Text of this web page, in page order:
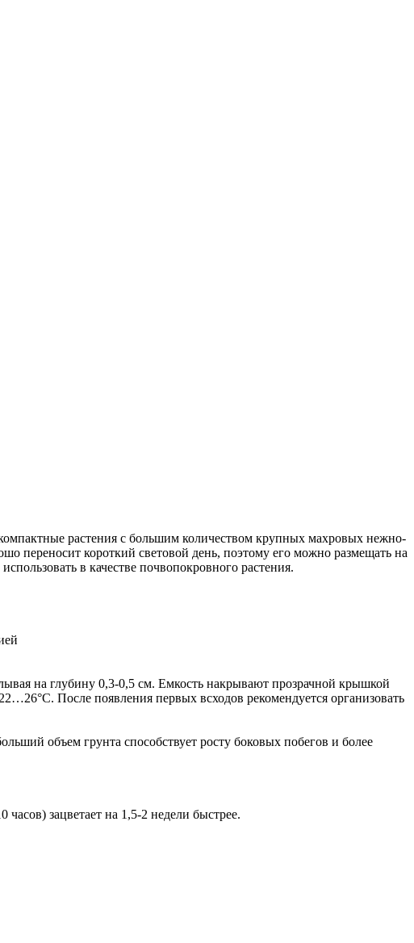
растения с большим количеством крупных махровых нежно-
переносит короткий световой день, поэтому его можно размещать на
в качестве почвопокровного растения.
на глубину 0,3-0,5 см. Емкость накрывают прозрачной крышкой
После появления первых всходов рекомендуется организовать
объем грунта способствует росту боковых побегов и более
зацветает на 1,5-2 недели быстрее.